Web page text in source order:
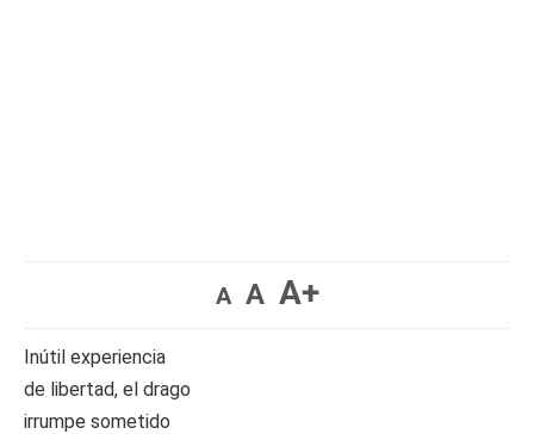
A A A+
Inútil experiencia
de libertad, el drago
irrumpe sometido